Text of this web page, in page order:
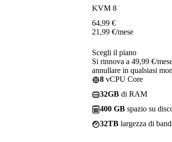
KVM 8
64,99 €
21,99 €/mese
Scegli il piano
Si rinnova a 49,99 €/
annullare in qualsiasi
8 vCPU Core
32GB di RAM
400 GB spazio su
32TB largezza di